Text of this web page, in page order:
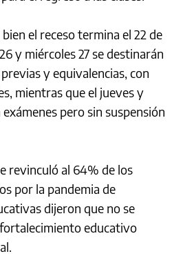
el receso termina el 22 de
y miércoles 27 se destinarán
y equivalencias, con
mientras que el jueves y
pero sin suspensión
revinculó al 64% de los
por la pandemia de
dijeron que no se
educativo